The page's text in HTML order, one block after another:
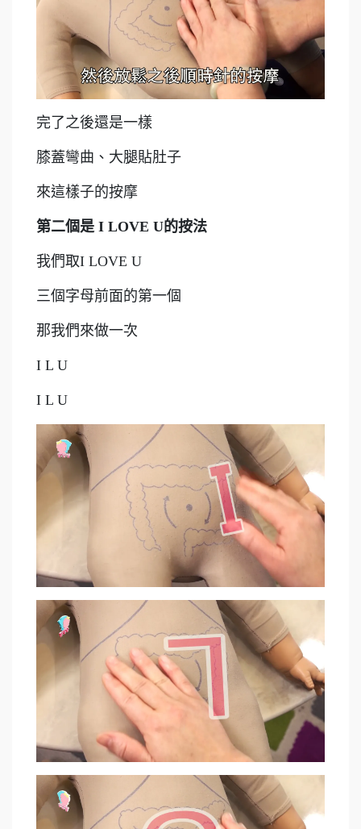
完了之後還是一樣
膝蓋彎曲、大腿貼肚子
來這樣子的按摩
第二個是 I LOVE U的按法
我們取I LOVE U
三個字母前面的第一個
那我們來做一次
I L U
I L U